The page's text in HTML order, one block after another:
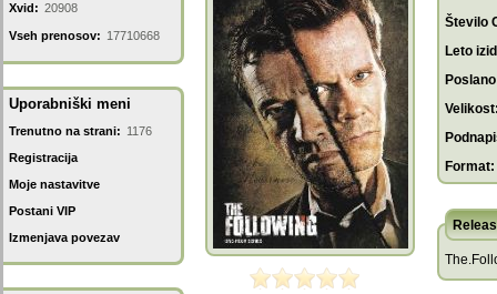
Xvid: 20908
Vseh prenosov: 17710668
Uporabniški meni
Trenutno na strani: 1176
Registracija
Moje nastavitve
Postani VIP
Izmenjava povezav
Število
Leto
Format: